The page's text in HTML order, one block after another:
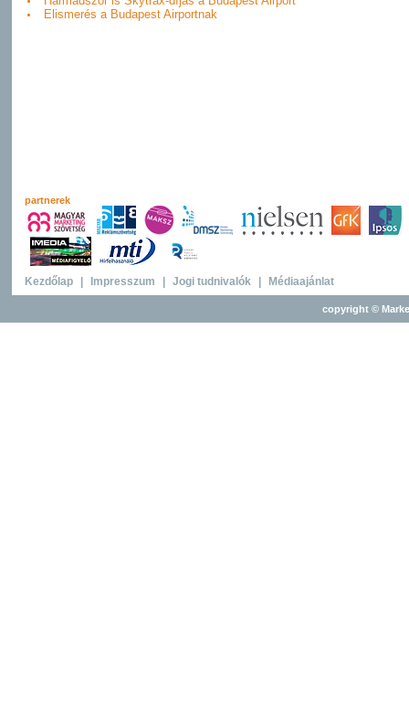
Elismerés a Budapest Airportnak
partnerek
Kezdőlap Impresszum Jogi tudnivalók Médiaajánlat
copyright ©